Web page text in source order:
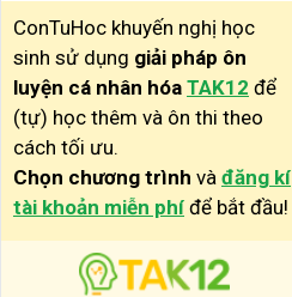
ConTuHoc khuyến nghị học
sinh sử dụng giải pháp ôn
luyện cá nhân hóa TAK12 để
(tự) học thêm và ôn thi theo
cách tối ưu.
Chọn chương trình và đăng kí
tài khoản miễn phí để bắt đầu!